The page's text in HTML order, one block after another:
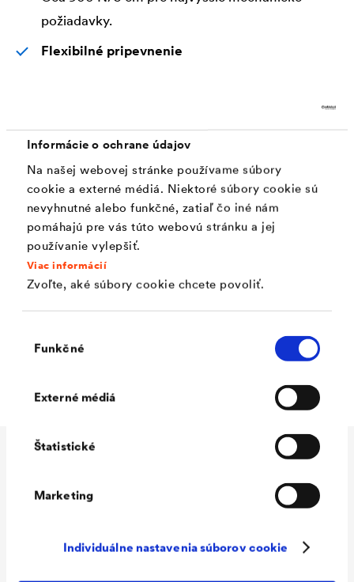
Informácie o ochrane údajov
Na našej webovej stránke používame súbory
cookie a externé médiá. Niektoré súbory cookie sú
nevyhnutné alebo funkčné, zatiaľ čo iné nám
pomáhajú pre vás túto webovú stránku a jej
používanie vylepšiť.
Viac informácií
Zvoľte, aké súbory cookie chcete povoliť.
súhlasu
Funkčné
Externé médiá
Štatistické
Marketing
Individuálne nastavenia súborov cookie
požiadavky.
Flexibilné pripevnenie
privarené aj dvojité pásy vo vzdialenosti 3 m
alebo 4 m s očkami pre ľahké rozdelenie plachty
na jednotlivé časti obvodovým pásom s okami.
Použitie
Provizórne a núdzové zakrytie pri rekonštrukcii alebo
novostavbe, zakrytie predmetov, stavebného materiálu a